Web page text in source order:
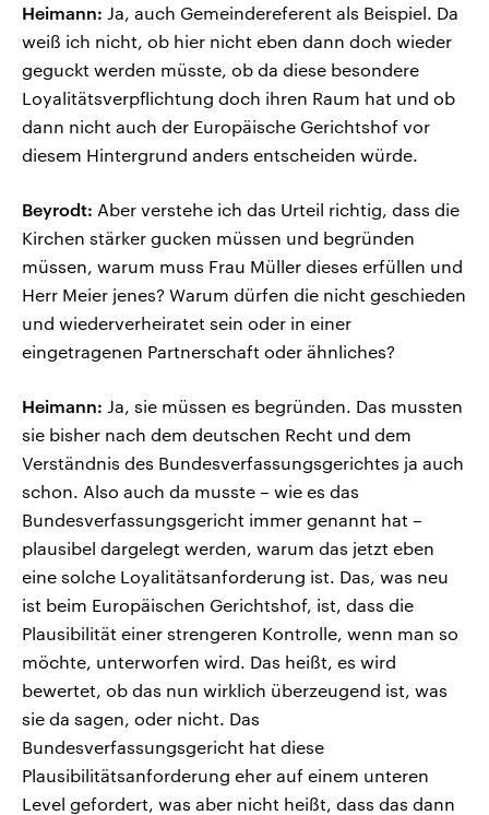
Heimann: Ja, auch Gemeindereferent als Beispiel. Da
weiß ich nicht, ob hier nicht eben dann doch wieder
geguckt werden müsste, ob da diese besondere
Loyalitätsverpflichtung doch ihren Raum hat und ob
dann nicht auch der Europäische Gerichtshof vor
diesem Hintergrund anders entscheiden würde.
Beyrodt: Aber verstehe ich das Urteil richtig, dass die
Kirchen stärker gucken müssen und begründen
müssen, warum muss Frau Müller dieses erfüllen und
Herr Meier jenes? Warum dürfen die nicht geschieden
und wiederverheiratet sein oder in einer
eingetragenen Partnerschaft oder ähnliches?
Heimann: Ja, sie müssen es begründen. Das mussten
sie bisher nach dem deutschen Recht und dem
Verständnis des Bundesverfassungsgerichtes ja auch
schon. Also auch da musste – wie es das
Bundesverfassungsgericht immer genannt hat –
plausibel dargelegt werden, warum das jetzt eben
eine solche Loyalitätsanforderung ist. Das, was neu
ist beim Europäischen Gerichtshof, ist, dass die
Plausibilität einer strengeren Kontrolle, wenn man so
möchte, unterworfen wird. Das heißt, es wird
bewertet, ob das nun wirklich überzeugend ist, was
sie da sagen, oder nicht. Das
Bundesverfassungsgericht hat diese
Plausibilitätsanforderung eher auf einem unteren
Level gefordert, was aber nicht heißt, dass das dann